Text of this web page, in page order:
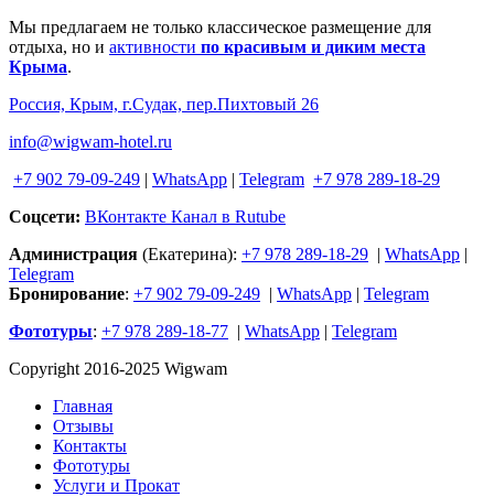
Мы предлагаем не только классическое размещение для
отдыха, но и активности по красивым и диким места
Крыма.
Россия, Крым, г.Судак, пер.Пихтовый 26
info@wigwam-hotel.ru
+7 902 79-09-249 | WhatsApp | Telegram +7 978 289-18-29
Соцсети: ВКонтакте Канал в Rutube
Администрация (Екатерина): +7 978 289-18-29 | WhatsApp |
Telegram
Бронирование: +7 902 79-09-249 | WhatsApp | Telegram
Фототуры: +7 978 289-18-77 | WhatsApp | Telegram
Copyright 2016-2025 Wigwam
Главная
Отзывы
Контакты
Фототуры
Услуги и Прокат